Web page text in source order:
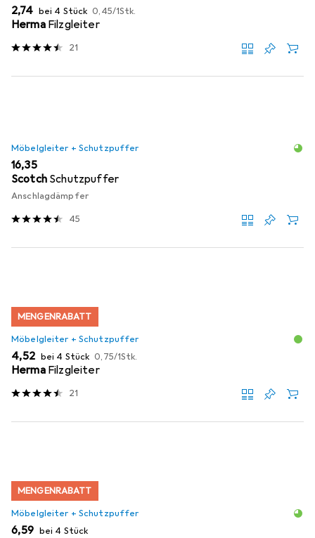
EUR
2,74 bei 4 Stück EUR
0,45/1Stk.
Herma Filzgleiter
21
Möbelgleiter + Schutzpuffer
EUR
16,35
Scotch Schutzpuffer
Anschlagdämpfer
45
MENGENRABATT
Möbelgleiter + Schutzpuffer
EUR
4,52 bei 4 Stück EUR
0,75/1Stk.
Herma Filzgleiter
21
MENGENRABATT
Möbelgleiter + Schutzpuffer
EUR
6,59 bei 4 Stück